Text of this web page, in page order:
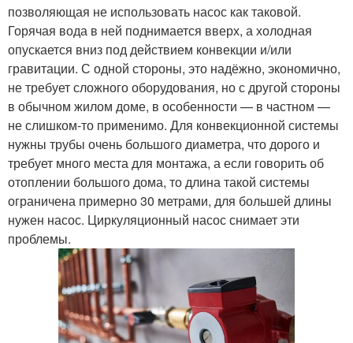
позволяющая не использовать насос как таковой.
Горячая вода в ней поднимается вверх, а холодная
опускается вниз под действием конвекции и/или
гравитации. С одной стороны, это надёжно, экономично,
не требует сложного оборудования, но с другой стороны
в обычном жилом доме, в особенности — в частном —
не слишком-то применимо. Для конвекционной системы
нужны трубы очень большого диаметра, что дорого и
требует много места для монтажа, а если говорить об
отоплении большого дома, то длина такой системы
ограничена примерно 30 метрами, для большей длины
нужен насос. Циркуляционный насос снимает эти
проблемы.